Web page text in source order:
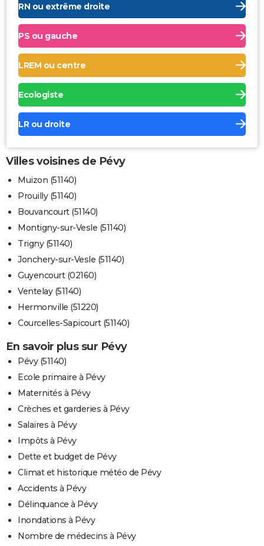
RN ou extrême droite
PS ou gauche
LREM ou centre
Ecologiste
LR ou droite
Villes voisines de Pévy
Muizon (51140)
Prouilly (51140)
Bouvancourt (51140)
Montigny-sur-Vesle (51140)
Trigny (51140)
Jonchery-sur-Vesle (51140)
Guyencourt (02160)
Ventelay (51140)
Hermonville (51220)
Courcelles-Sapicourt (51140)
En savoir plus sur Pévy
Pévy (51140)
Ecole primaire à Pévy
Maternités à Pévy
Crèches et garderies à Pévy
Salaires à Pévy
Impôts à Pévy
Dette et budget de Pévy
Climat et historique météo de Pévy
Accidents à Pévy
Délinquance à Pévy
Inondations à Pévy
Nombre de médecins à Pévy